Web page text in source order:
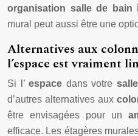
organisation salle de bain
mural peut aussi être une
Alternatives aux
l’espace est vraiment
Si l’espace dans votre
d’autres alternatives aux
être envisagées pour un
efficace. Les étagères